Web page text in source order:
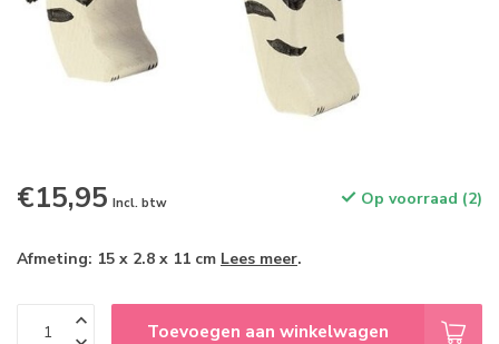
€15,95 Incl. btw Op voorraad (2)
Afmeting: 15 x 2.8 x 11 cm Lees meer.
Toevoegen aan winkelwagen